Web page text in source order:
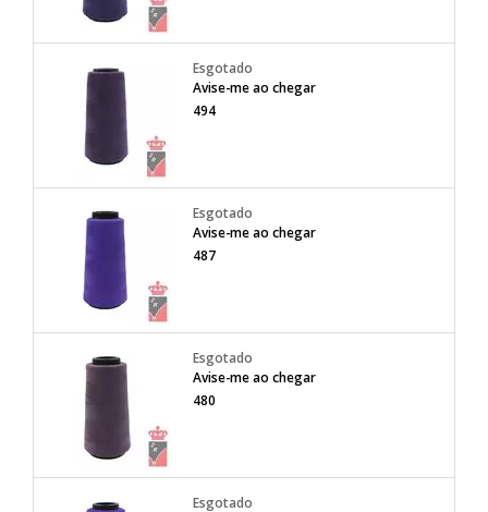
Avise-me ao chegar
494
Avise-me ao chegar
487
Avise-me ao chegar
480